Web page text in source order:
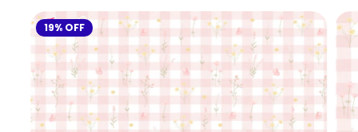
19% OFF